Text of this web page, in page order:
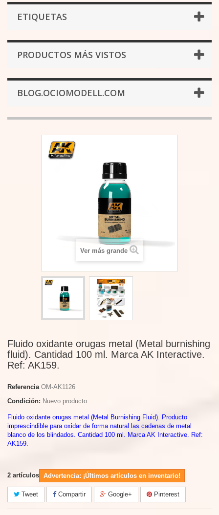
ETIQUETAS
PRODUCTOS MÁS VISTOS
BLOG.OCIOMODELL.COM
Ver más grande
Fluido oxidante orugas metal (Metal burnishing
fluid). Cantidad 100 ml. Marca AK Interactive.
Ref: AK159.
Referencia OM-AK1126
Condición: Nuevo producto
Fluido oxidante orugas metal (Metal Burnishing Fluid). Producto
imprescindible para oxidar de forma natural las cadenas de metal
blanco de los blindados. Cantidad 100 ml. Marca AK Interactive. Ref:
AK159.
2 artículos Advertencia: ¡Últimos artículos en inventario!
Tweet Compartir Google+ Pinterest